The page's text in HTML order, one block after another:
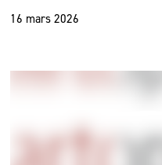
16 mars 2026